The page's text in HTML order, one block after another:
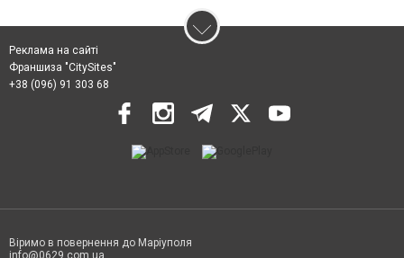
Реклама на сайті
Франшиза "CitySites"
+38 (096) 91 303 68
Віримо в повернення до Маріуполя
info@0629.com.ua